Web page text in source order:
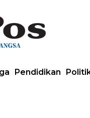
Pendidikan